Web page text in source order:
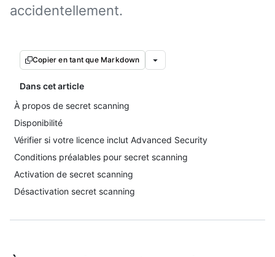
accidentellement.
Copier en tant que Markdown
Dans cet article
À propos de secret scanning
Disponibilité
Vérifier si votre licence inclut Advanced Security
Conditions préalables pour secret scanning
Activation de secret scanning
Désactivation secret scanning